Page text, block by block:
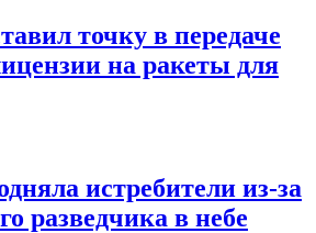
точку в передаче
на ракеты для
истребители из-за
разведчика в небе